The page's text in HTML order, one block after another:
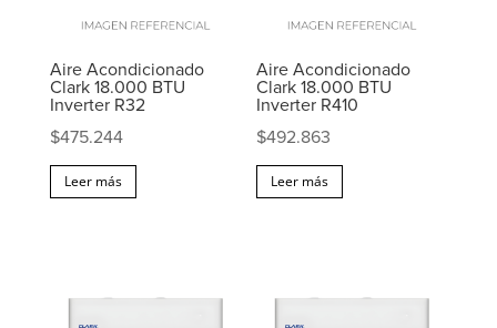
Aire Acondicionado
Clark 18.000 BTU
Inverter R32
$475.244
Leer más
Aire Acondicionado
Clark 18.000 BTU
Inverter R410
$492.863
Leer más